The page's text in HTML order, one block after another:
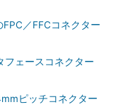
／FFCコネクター
フェースコネクター
ピッチコネクター